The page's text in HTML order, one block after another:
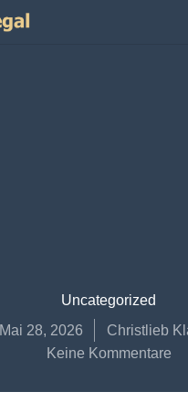
Uncategorized
Mai 28, 2026
Christlieb
Keine Kommentare